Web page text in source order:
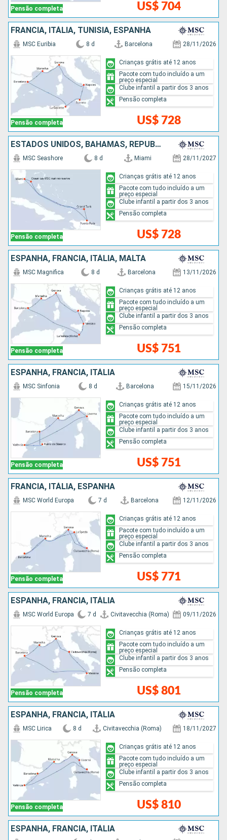
Pensão completa US$ 704
FRANCIA, ITÁLIA, TUNÍSIA, ESPANHA
Pensão completa
MSC Euribia 8 d Barcelona 28/11/2026
US$ 728
Crianças grátis até 12 anos
Pacote com tudo incluído a um
preço especial
Clube infantil a partir dos 3 anos
Pensão completa
ESTADOS UNIDOS, BAHAMAS, REPUBLICA DOMINICANA
Pensão completa
MSC Seashore 8 d Miami 28/11/2027
US$ 728
Crianças grátis até 12 anos
Pacote com tudo incluído a um
preço especial
Clube infantil a partir dos 3 anos
Pensão completa
ESPANHA, FRANCIA, ITÁLIA, MALTA
Pensão completa
MSC Magnifica 8 d Barcelona 13/11/2026
US$ 751
Crianças grátis até 12 anos
Pacote com tudo incluído a um
preço especial
Clube infantil a partir dos 3 anos
Pensão completa
ESPANHA, FRANCIA, ITÁLIA
Pensão completa
MSC Sinfonia 8 d Barcelona 15/11/2026
US$ 751
Crianças grátis até 12 anos
Pacote com tudo incluído a um
preço especial
Clube infantil a partir dos 3 anos
Pensão completa
FRANCIA, ITÁLIA, ESPANHA
Pensão completa
MSC World Europa 7 d Barcelona 12/11/2026
US$ 771
Crianças grátis até 12 anos
Pacote com tudo incluído a um
preço especial
Clube infantil a partir dos 3 anos
Pensão completa
ESPANHA, FRANCIA, ITÁLIA
Pensão completa
MSC World Europa 7 d Civitavecchia (Roma) 09/11/2026
US$ 801
Crianças grátis até 12 anos
Pacote com tudo incluído a um
preço especial
Clube infantil a partir dos 3 anos
Pensão completa
ESPANHA, FRANCIA, ITÁLIA
Pensão completa
MSC Lirica 8 d Civitavecchia (Roma) 18/11/2027
US$ 810
Crianças grátis até 12 anos
Pacote com tudo incluído a um
preço especial
Clube infantil a partir dos 3 anos
Pensão completa
ESPANHA, FRANCIA, ITÁLIA